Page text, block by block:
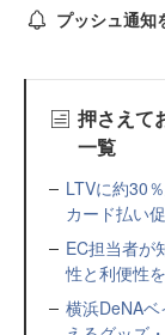
プッシュ通知
押さえて
一覧
LTVに約30
カード払い
EC担当者
性と利便性
横浜DeNA